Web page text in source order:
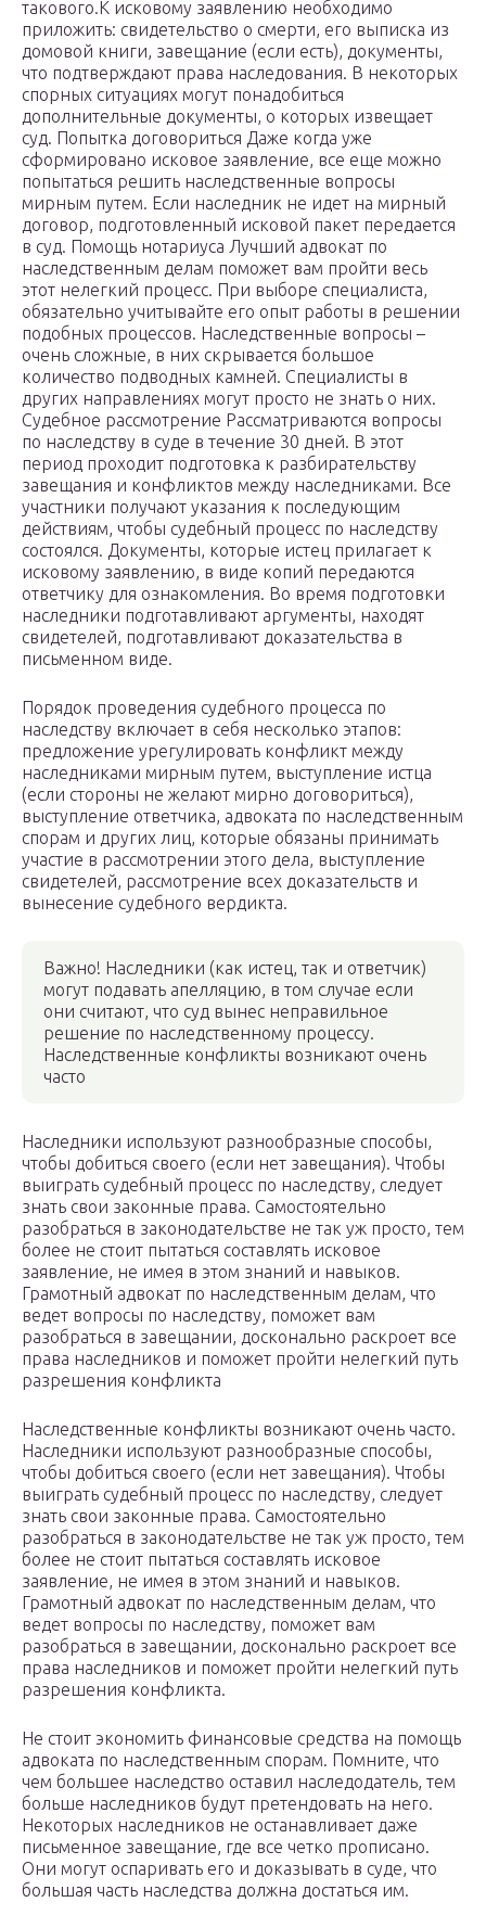
такового.К исковому заявлению необходимо
приложить: свидетельство о смерти, его выписка из
домовой книги, завещание (если есть), документы,
что подтверждают права наследования. В некоторых
спорных ситуациях могут понадобиться
дополнительные документы, о которых извещает
суд. Попытка договориться Даже когда уже
сформировано исковое заявление, все еще можно
попытаться решить наследственные вопросы
мирным путем. Если наследник не идет на мирный
договор, подготовленный исковой пакет передается
в суд. Помощь нотариуса Лучший адвокат по
наследственным делам поможет вам пройти весь
этот нелегкий процесс. При выборе специалиста,
обязательно учитывайте его опыт работы в решении
подобных процессов. Наследственные вопросы –
очень сложные, в них скрывается большое
количество подводных камней. Специалисты в
других направлениях могут просто не знать о них.
Судебное рассмотрение Рассматриваются вопросы
по наследству в суде в течение 30 дней. В этот
период проходит подготовка к разбирательству
завещания и конфликтов между наследниками. Все
участники получают указания к последующим
действиям, чтобы судебный процесс по наследству
состоялся. Документы, которые истец прилагает к
исковому заявлению, в виде копий передаются
ответчику для ознакомления. Во время подготовки
наследники подготавливают аргументы, находят
свидетелей, подготавливают доказательства в
письменном виде.
Порядок проведения судебного процесса по
наследству включает в себя несколько этапов:
предложение урегулировать конфликт между
наследниками мирным путем, выступление истца
(если стороны не желают мирно договориться),
выступление ответчика, адвоката по наследственным
спорам и других лиц, которые обязаны принимать
участие в рассмотрении этого дела, выступление
свидетелей, рассмотрение всех доказательств и
вынесение судебного вердикта.
Важно! Наследники (как истец, так и ответчик)
могут подавать апелляцию, в том случае если
они считают, что суд вынес неправильное
решение по наследственному процессу.
Наследственные конфликты возникают очень
часто
Наследники используют разнообразные способы,
чтобы добиться своего (если нет завещания). Чтобы
выиграть судебный процесс по наследству, следует
знать свои законные права. Самостоятельно
разобраться в законодательстве не так уж просто, тем
более не стоит пытаться составлять исковое
заявление, не имея в этом знаний и навыков.
Грамотный адвокат по наследственным делам, что
ведет вопросы по наследству, поможет вам
разобраться в завещании, досконально раскроет все
права наследников и поможет пройти нелегкий путь
разрешения конфликта
Наследственные конфликты возникают очень часто.
Наследники используют разнообразные способы,
чтобы добиться своего (если нет завещания). Чтобы
выиграть судебный процесс по наследству, следует
знать свои законные права. Самостоятельно
разобраться в законодательстве не так уж просто, тем
более не стоит пытаться составлять исковое
заявление, не имея в этом знаний и навыков.
Грамотный адвокат по наследственным делам, что
ведет вопросы по наследству, поможет вам
разобраться в завещании, досконально раскроет все
права наследников и поможет пройти нелегкий путь
разрешения конфликта.
Не стоит экономить финансовые средства на помощь
адвоката по наследственным спорам. Помните, что
чем большее наследство оставил наследодатель, тем
больше наследников будут претендовать на него.
Некоторых наследников не останавливает даже
письменное завещание, где все четко прописано.
Они могут оспаривать его и доказывать в суде, что
большая часть наследства должна достаться им.